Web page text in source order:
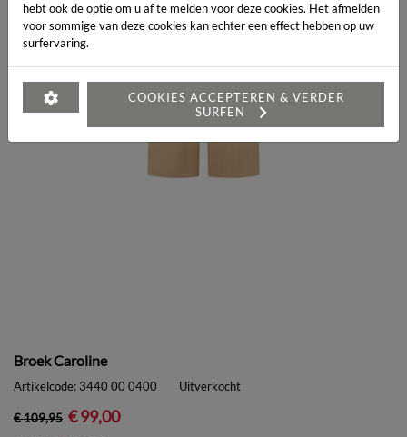
Broek Caroline
Artikelcode: 3440 00 0400 Uitverkocht
€ 109,95 € 99,00
hebt ook de optie om u af te melden voor deze cookies. Het afmelden
voor sommige van deze cookies kan echter een effect hebben op uw
surfervaring.
COOKIES ACCEPTEREN & VERDER
SURFEN